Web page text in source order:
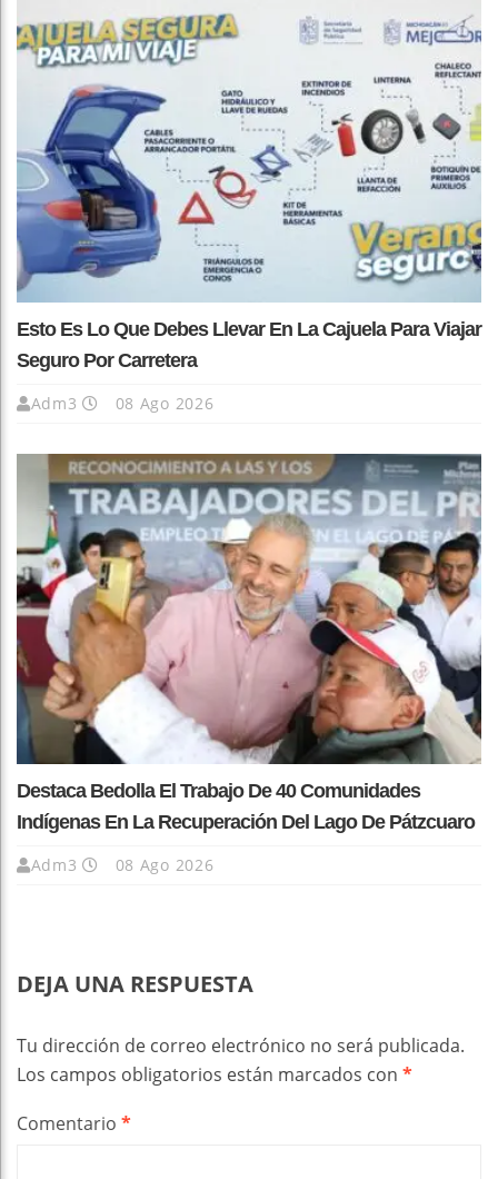
Esto Es Lo Que Debes Llevar En La Cajuela Para Viajar
Seguro Por Carretera
Adm3 08 Ago 2026
Destaca Bedolla El Trabajo De 40 Comunidades
Indígenas En La Recuperación Del Lago De Pátzcuaro
Adm3 08 Ago 2026
DEJA UNA RESPUESTA
Tu dirección de correo electrónico no será publicada.
Los campos obligatorios están marcados con *
Comentario *